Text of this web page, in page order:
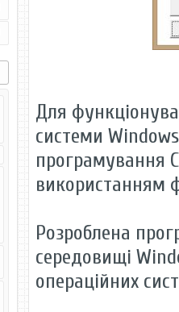
Для
системи
програмування
використанням
Розроблена
середовищі
операційних